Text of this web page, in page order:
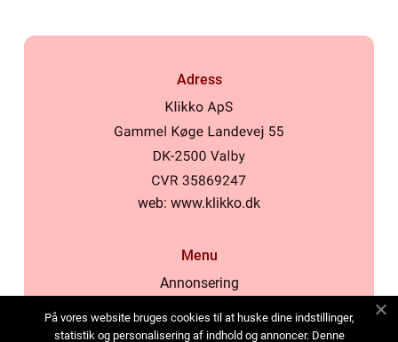
Adress
web: www.klikko.dk
Menu
Annonsering
Cookies
På vores website bruges cookies til at huske dine indstillinger,
statistik og personalisering af indhold og annoncer. Denne